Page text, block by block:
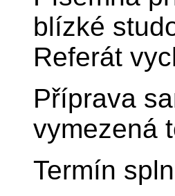
blízké
Referát
Příprava
vymezená
Termín